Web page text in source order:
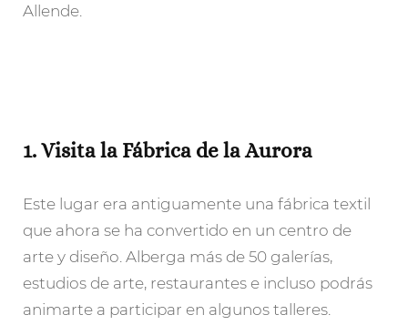
Allende.
1. Visita la Fábrica de la Aurora
Este lugar era antiguamente una fábrica textil
que ahora se ha convertido en un centro de
arte y diseño. Alberga más de 50 galerías,
estudios de arte, restaurantes e incluso podrás
animarte a participar en algunos talleres.